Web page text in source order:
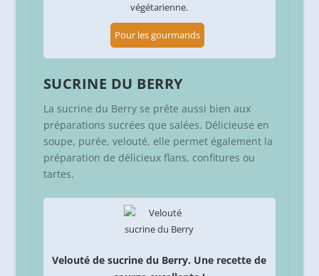
végétarienne.
Pour les gourmands
SUCRINE DU BERRY
La sucrine du Berry se prête aussi bien aux
préparations sucrées que salées. Délicieuse en
soupe, purée, velouté, elle permet également la
préparation de délicieux flans, confitures ou
tartes.
Velouté de sucrine du Berry. Une recette de